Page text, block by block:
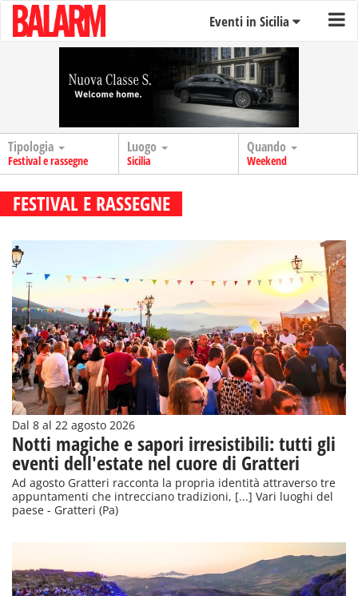
Eventi in Sicilia
Tipologia
Festival e rassegne
Luogo
Sicilia
Quando
Weekend
FESTIVAL E RASSEGNE
Dal 8 al 22 agosto 2026
Notti magiche e sapori irresistibili: tutti gli
eventi dell'estate nel cuore di Gratteri
Ad agosto Gratteri racconta la propria identità attraverso tre
appuntamenti che intrecciano tradizioni, [...] Vari luoghi del
paese - Gratteri (Pa)